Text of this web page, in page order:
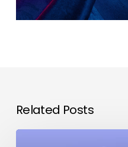
Related Posts